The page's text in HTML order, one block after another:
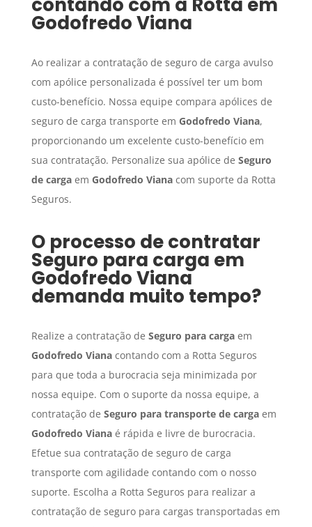
contando com a Rotta em
Godofredo Viana
Ao realizar a contratação de seguro de carga avulso
com apólice personalizada é possível ter um bom
custo-benefício. Nossa equipe compara apólices de
seguro de carga transporte em Godofredo Viana,
proporcionando um excelente custo-benefício em
sua contratação. Personalize sua apólice de Seguro
de cargaem Godofredo Vianacom suporte da Rotta
Seguros.
O processo de contratar
Seguro para carga em
Godofredo Viana
demanda muito tempo?
Realize a contratação de Seguro para cargaem
Godofredo Vianacontando com a Rotta Seguros
para que toda a burocracia seja minimizada por
nossa equipe. Com o suporte da nossa equipe, a
contratação de Seguro para transporte de cargaem
Godofredo Vianaé rápida e livre de burocracia.
Efetue sua contratação de seguro de carga
transporte com agilidade contando com o nosso
suporte. Escolha a Rotta Seguros para realizar a
contratação de seguro para cargas transportadas em